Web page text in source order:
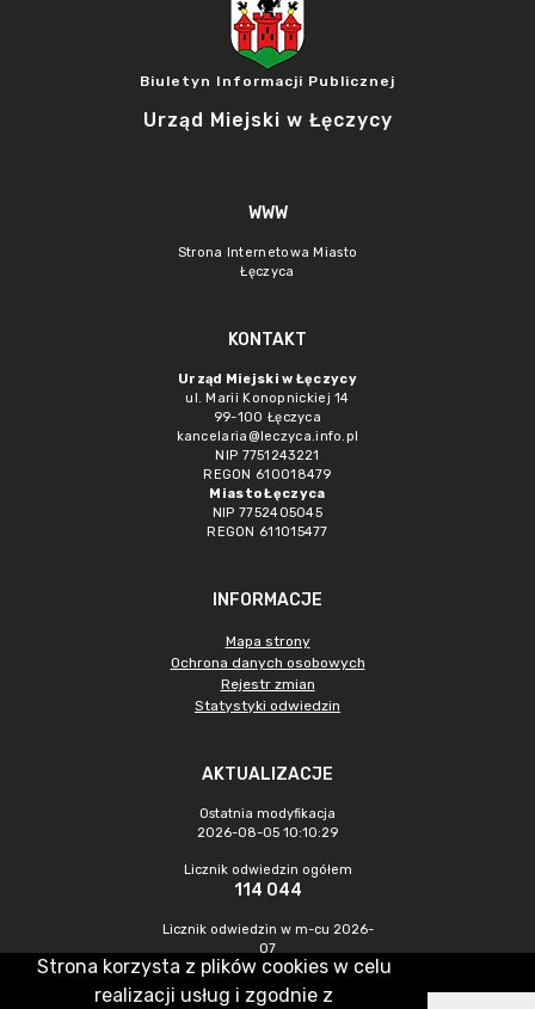
Biuletyn Informacji Publicznej
Urząd Miejski w Łęczycy
WWW
Strona Internetowa Miasto
Łęczyca
KONTAKT
Urząd Miejski w Łęczycy
ul. Marii Konopnickiej 14
99-100 Łęczyca
kancelaria@leczyca.info.pl
NIP 7751243221
REGON 610018479
Miasto Łęczyca
NIP 7752405045
REGON 611015477
INFORMACJE
Mapa strony
Ochrona danych osobowych
Rejestr zmian
Statystyki odwiedzin
AKTUALIZACJE
Ostatnia modyfikacja
2026-08-05 10:10:29
Licznik odwiedzin ogółem
114 044
Licznik odwiedzin w m-cu 2026-
07
563
Strona korzysta z plików cookies w celu
realizacji usług i zgodnie z